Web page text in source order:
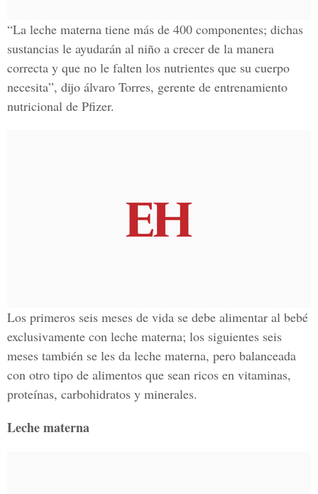
“La leche materna tiene más de 400 componentes; dichas
sustancias le ayudarán al niño a crecer de la manera
correcta y que no le falten los nutrientes que su cuerpo
necesita”, dijo álvaro Torres, gerente de entrenamiento
nutricional de Pfizer.
Los primeros seis meses de vida se debe alimentar al bebé
exclusivamente con leche materna; los siguientes seis
meses también se les da leche materna, pero balanceada
con otro tipo de alimentos que sean ricos en vitaminas,
proteínas, carbohidratos y minerales.
Leche materna